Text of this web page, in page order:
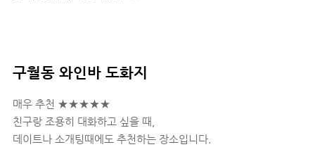
구월동 와인바 도화지
매우 추천 ★★★★★
친구랑 조용히 대화하고 싶을 때,
데이트나 소개팅때에도 추천하는 장소입니다.